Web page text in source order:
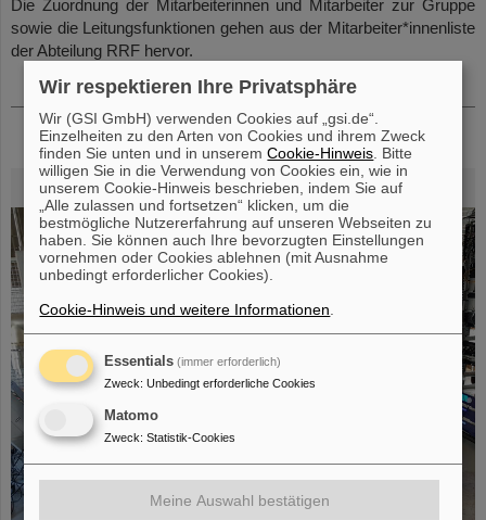
Die Zuordnung der Mitarbeiterinnen und Mitarbeiter zur Gruppe
sowie die Leitungsfunktionen gehen aus der Mitarbeiter*innenliste
der Abteilung RRF hervor.
Wir respektieren Ihre Privatsphäre
Wir (GSI GmbH) verwenden Cookies auf „gsi.de“.
Einzelheiten zu den Arten von Cookies und ihrem Zweck
finden Sie unten und in unseremCookie-Hinweis . Bitte
willigen Sie in die Verwendung von Cookies ein, wie in
unserem Cookie-Hinweis beschrieben, indem Sie auf
„Alle zulassen und fortsetzen“ klicken, um die
bestmögliche Nutzererfahrung auf unseren Webseiten zu
haben. Sie können auch Ihre bevorzugten Einstellungen
vornehmen oder Cookies ablehnen (mit Ausnahme
unbedingt erforderlicher Cookies).
Cookie-Hinweis und weitere Informationen
Essentials (immer erforderlich)
Zweck: Unbedingt erforderliche Cookies
Matomo
Zweck: Statistik-Cookies
Meine Auswahl bestätigen